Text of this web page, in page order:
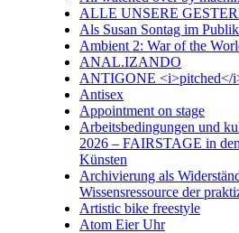
ALLE UNSERE
Als Susan Sontag im
Ambient 2: War of the
ANAL.IZANDO
ANTIGONE <i>pitched</
Antisex
Appointment on stage
Arbeitsbedingungen und
2026 – FAIRSTAGE in
Künsten
Archivierung als
Wissensressource der
Artistic bike freestyle
Atom Eier Uhr